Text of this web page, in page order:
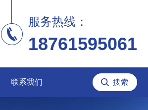
服务热线：
18761595061
联系我们